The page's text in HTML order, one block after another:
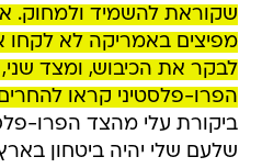
שקוראת להשמיד ולמחוק.
מפיצים באמריקה לא
לבקר את הכיבוש, ומצד
הפרו-פלסטיני קראו
ביקורת עלי מהצד הפרו-
שלעם שלי יהיה ביטחון